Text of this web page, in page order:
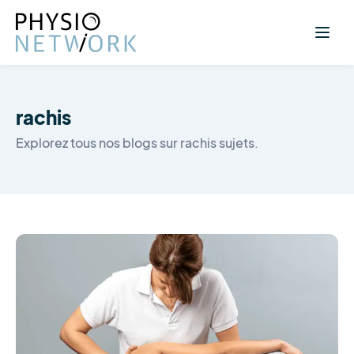
rachis
Explorez tous nos blogs sur rachis sujets.